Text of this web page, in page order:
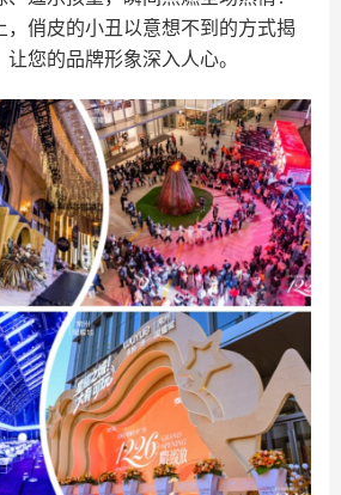
，俏皮的小丑以意想不到的方式揭
您的品牌形象深入人心。